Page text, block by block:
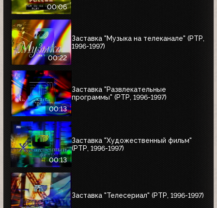
00:06
00:22
Заставка "Музыка на телеканале" (РТР,
1996-1997)
00:13
Заставка "Развлекательные
программы" (РТР, 1996-1997)
00:13
Заставка "Художественный фильм"
(РТР, 1996-1997)
Заставка "Телесериал" (РТР, 1996-1997)